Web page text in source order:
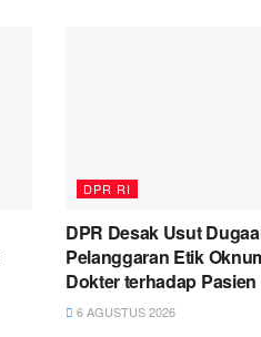
DPR RI
DPR Desak Usut
Pelanggaran Etik
Dokter terhadap Pasien
6 AGUSTUS 2026